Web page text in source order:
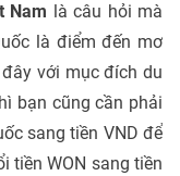
Nam là câu hỏi mà
là điểm đến mơ
với mục đích du
bạn cũng cần phải
sang tiền VND để
tiền WON sang tiền